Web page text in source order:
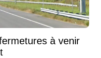
à venir